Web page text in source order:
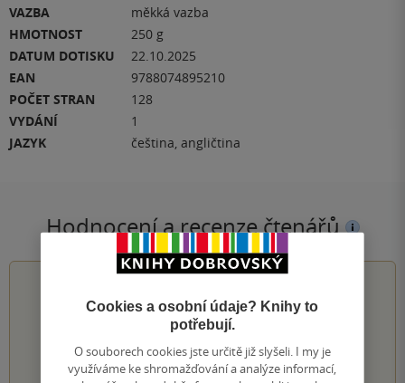
VAZBA
měkká vazba
HMOTNOST
250 g
DATUM DOTISKU
22.10.2025
EAN
9788074895210
POČET STRAN
128
VYDÁNÍ
1
JAZYK
čeština, angličtina
Hodnocení a recenze čtenářů
5.0z5
1hodnocení čtenářů
Cookies a osobní údaje? Knihy to
potřebují.
O souborech cookies jste určitě již slyšeli. I my je
využíváme ke shromažďování a analýze informací,